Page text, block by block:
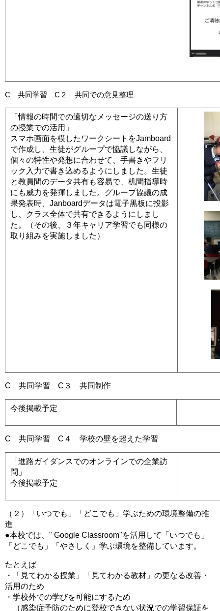
C 共同学習 C２ 共同での意見整理
「情報の時間での適切なメッセージの送り方
の授業での活用」
スマホ画面を模したワークシートをJamboard
で作成し、生徒がグループで協議しながら、
個々の特性や発想に合わせて、手書きやフリ
ック入力で書き込めるようにしました。生徒
と教員間のデータ共有も容易で、机間指導時
にも威力を発揮しました。グループ協議の成
果発表時、Janboardデータは電子黒板に投影
し、クラス全体で共有できるようにしまし
た。（その後、３年キャリア学習でも同様の
取り組みを実施しました）
C 共同学習 C３ 共同制作
今後掲載予定
C 共同学習 C４ 学校の壁を超えた学習
「進路ガイダンスでのオンラインでの企業訪
問」
今後掲載予定
（２）「いつでも」「どこでも」学ぶための環境整備の推
進
●本校では、" Google Classroom"を活用して「いつでも」
「どこでも」「やさしく」学ぶ環境を整備しています。
たとえば
・「見てわかる授業」「見てわかる教材」の更なる改善・
活用のため
・学校外での学びを可能にするため
（感染症予防のために登校できない状況での学習保証を